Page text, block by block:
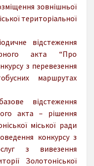
зовнішньої
територіальної
відстеження
акта “Про
з перевезення
маршрутах
відстеження
акта – рішення
міської ради
конкурсу з
з вивезення
Золотоніської